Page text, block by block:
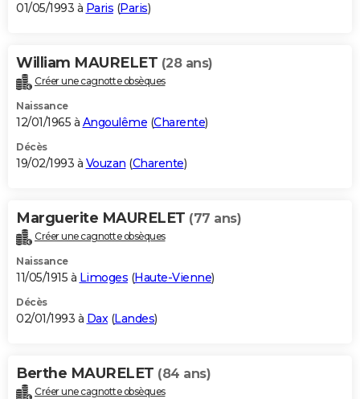
01/05/1993 à Paris (Paris)
William MAURELET (28 ans)
Créer une cagnotte obsèques
Naissance
12/01/1965 à Angoulême (Charente)
Décès
19/02/1993 à Vouzan (Charente)
Marguerite MAURELET (77 ans)
Créer une cagnotte obsèques
Naissance
11/05/1915 à Limoges (Haute-Vienne)
Décès
02/01/1993 à Dax(Landes)
Berthe MAURELET (84 ans)
Créer une cagnotte obsèques